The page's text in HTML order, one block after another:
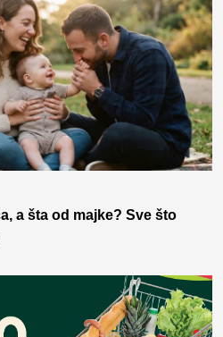
a šta od majke? Sve što